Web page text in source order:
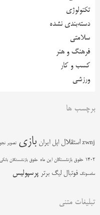
تکنولوژی
دسته‌بندی نشده
سلامتی
فرهنگ و هنر
کسب و کار
ورزشی
برچسب ها
zwnj استقلال اپل ایران بازی تصویر
1402 حقوق بازنشستگان این ماه حقوق بازنشستگان بانکی
سامسونگ فوتبال لیگ برتر پرسپولیس
تبلیغات متنی